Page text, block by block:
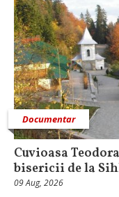
Documentar
Cuvioasa
bisericii de la
09 Aug, 2026